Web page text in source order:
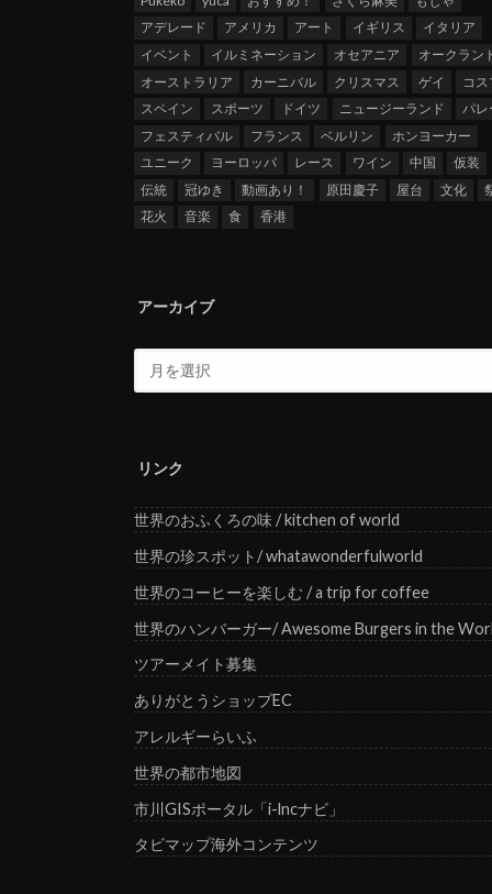
アデレード
アメリカ アート イギリス
イタリア
イベント
イルミネーション オセアニア
オークラン
オーストラリア
カーニバル クリスマス ゲイ
コ
スペイン
スポーツ ドイツ ニュージーランド
パレ
フェスティバル
フランス ベルリン
ホンヨーカー
ユニーク
ヨーロッパ レース ワイン 中国
仮装
伝統
冠ゆき 動画あり！ 原田慶子 屋台 文化
花火
音楽 食 香港
アーカイブ
リンク
世界のおふくろの味 / kitchen of world
世界の珍スポット/ whatawonderfulworld
世界のコーヒーを楽しむ / a trip for coffee
世界のハンバーガー/ Awesome Burgers in the
ツアーメイト募集
ありがとうショップEC
アレルギーらいふ
世界の都市地図
市川GISポータル「i-lncナビ」
タビマップ海外コンテンツ